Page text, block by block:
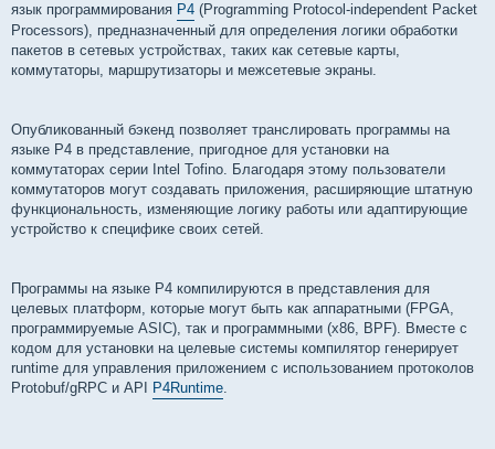
язык программирования P4 (Programming Protocol-independent Packet
Processors), предназначенный для определения логики обработки
пакетов в сетевых устройствах, таких как сетевые карты,
коммутаторы, маршрутизаторы и межсетевые экраны.
Опубликованный бэкенд позволяет транслировать программы на
языке P4 в представление, пригодное для установки на
коммутаторах серии Intel Tofino. Благодаря этому пользователи
коммутаторов могут создавать приложения, расширяющие штатную
функциональность, изменяющие логику работы или адаптирующие
устройство к специфике своих сетей.
Программы на языке P4 компилируются в представления для
целевых платформ, которые могут быть как аппаратными (FPGA,
программируемые ASIC), так и программными (x86, BPF). Вместе с
кодом для установки на целевые системы компилятор генерирует
runtime для управления приложением с использованием протоколов
Protobuf/gRPC и API
P4Runtime.